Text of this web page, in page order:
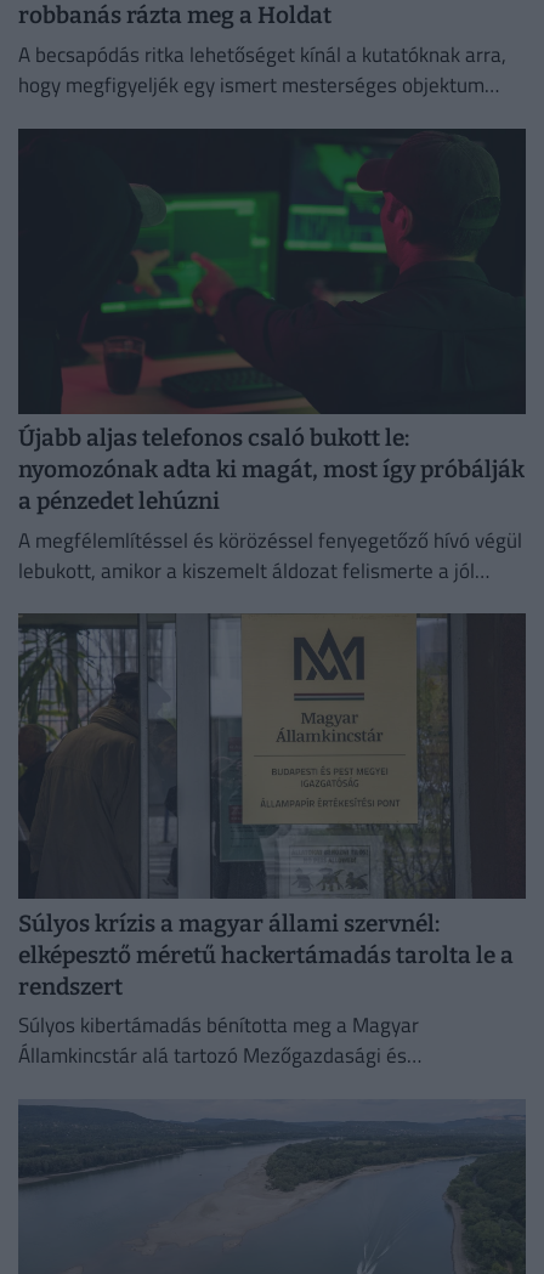
robbanás rázta meg a Holdat
A becsapódás ritka lehetőséget kínál a kutatóknak arra,
hogy megfigyeljék egy ismert mesterséges objektum
Újabb aljas telefonos csaló bukott le:
nyomozónak adta ki magát, most így próbálják
a pénzedet lehúzni
A megfélemlítéssel és körözéssel fenyegetőző hívó végül
lebukott, amikor a kiszemelt áldozat felismerte a jól
elkövetőt.
Súlyos krízis a magyar állami szervnél:
elképesztő méretű hackertámadás tarolta le a
rendszert
Súlyos kibertámadás bénította meg a Magyar
Államkincstár alá tartozó Mezőgazdasági és